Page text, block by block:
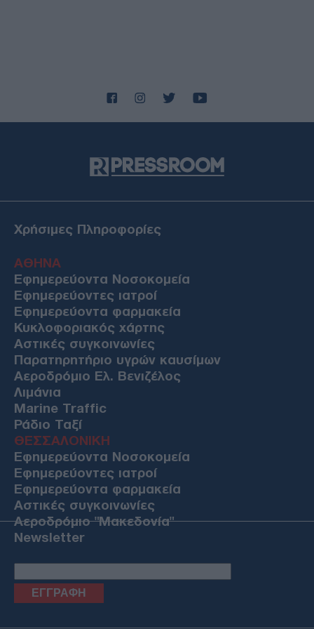
Χρήσιμες Πληροφορίες
ΑΘΗΝΑ
Εφημερεύοντα Νοσοκομεία
Εφημερεύοντες ιατροί
Εφημερεύοντα φαρμακεία
Κυκλοφοριακός χάρτης
Αστικές συγκοινωνίες
Παρατηρητήριο υγρών καυσίμων
Αεροδρόμιο Ελ. Βενιζέλος
Λιμάνια
Marine Traffic
Ράδιο Ταξί
ΘΕΣΣΑΛΟΝΙΚΗ
Εφημερεύοντα Νοσοκομεία
Εφημερεύοντες ιατροί
Εφημερεύοντα φαρμακεία
Αστικές συγκοινωνίες
Αεροδρόμιο "Μακεδονία"
Newsletter